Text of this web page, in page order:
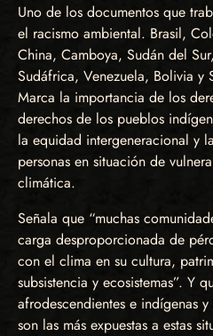
Uno de los documentos que
el racismo ambiental. Brasil,
China, Camboya, Sudán del
Sudáfrica, Venezuela, Bolivia y
Marca la importancia de los
derechos de los pueblos
la equidad intergeneracional y
personas en situación de
climática.
Señala que “muchas
carga desproporcionada de
con el clima en su cultura,
subsistencia y ecosistemas”. Y
afrodescendientes e indígenas
son las más expuestas a estas